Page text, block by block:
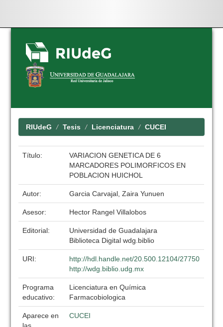
Skip
navigation
RIUdeG Tesis Licenciatura CUCEI
Título:
VARIACION GENETICA DE 6
MARCADORES POLIMORFICOS EN
POBLACION HUICHOL
Autor: Garcia Carvajal, Zaira Yunuen
Asesor: Hector Rangel Villalobos
Editorial:
Universidad de Guadalajara
Biblioteca Digital wdg.biblio
URI:
http://hdl.handle.net/20.500.12104/27750
http://wdg.biblio.udg.mx
Programa
educativo:
Licenciatura en Química
Farmacobiologica
Aparece en
CUCEI